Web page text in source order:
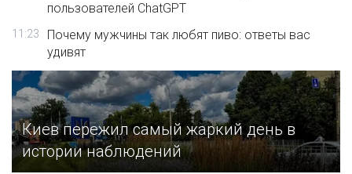
пользователей ChatGPT
11:23
Почему мужчины так любят пиво: ответы вас
удивят
Киев пережил самый жаркий день в
истории наблюдений